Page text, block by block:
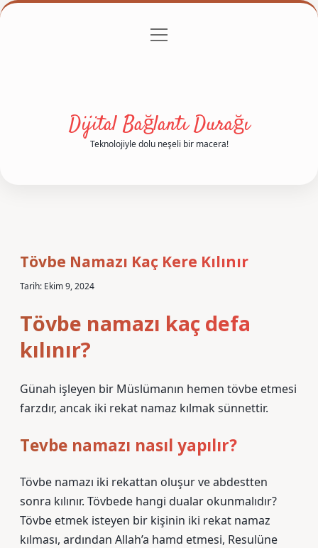
Gizlilik Politikası
menüyü
Dijital Bağlantı Durağı
Teknolojiyle dolu neşeli bir macera!
Tövbe Namazı Kaç Kere Kılınır
Tarih: Ekim 9, 2024
Tövbe namazı kaç defa
kılınır?
Günah işleyen bir Müslümanın hemen tövbe etmesi
farzdır, ancak iki rekat namaz kılmak sünnettir.
Tevbe namazı nasıl yapılır?
Tövbe namazı iki rekattan oluşur ve abdestten
sonra kılınır. Tövbede hangi dualar okunmalıdır?
Tövbe etmek isteyen bir kişinin iki rekat namaz
kılması, ardından Allah’a hamd etmesi, Resulüne